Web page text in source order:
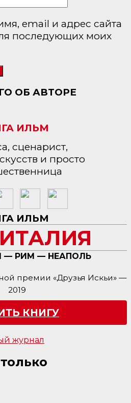
email и адрес сайта
последующих моих
ОБ АВТОРЕ
ИЛЬМ
сценарист,
и просто
ИЛЬМ
— РИМ — НЕАПОЛЬ
премии «Друзья Искьи» —
2019
КНИГУ